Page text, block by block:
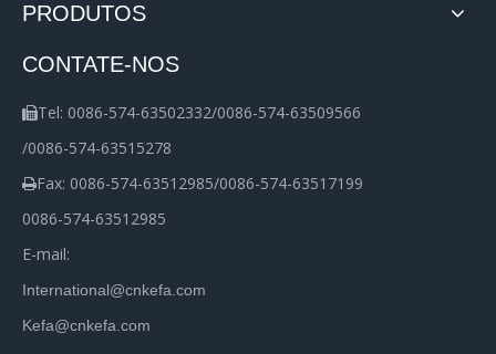
PRODUTOS
CONTATE-NOS
Tel: 0086-574-63502332/0086-574-63509566
/0086-574-63515278
Fax: 0086-574-63512985/0086-574-63517199
0086-574-63512985
E-mail:
International@cnkefa.com
Kefa@cnkefa.com